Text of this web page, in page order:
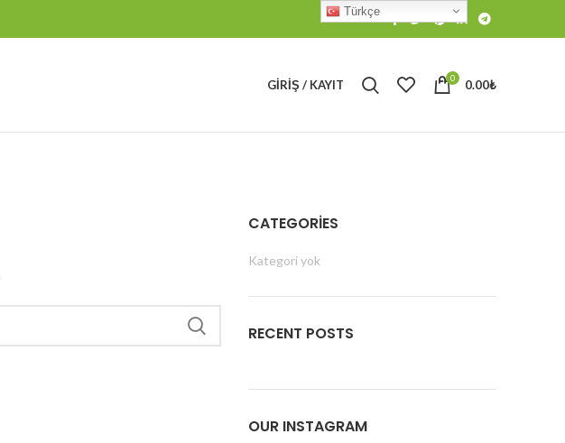
GIRIŞ / KAYIT 0 0.00₺
CATEGORIES
Kategori yok
RECENT POSTS
OUR INSTAGRAM
Türkçe